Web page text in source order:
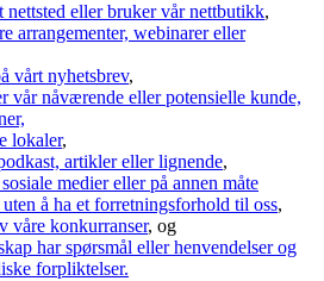
nettsted eller bruker vår nettbutikk,
arrangementer, webinarer eller
vårt nyhetsbrev,
vår nåværende eller potensielle kunde,
lokaler,
artikler eller lignende,
medier eller på annen måte
uten å ha et forretningsforhold til oss,
våre konkurranser, og
har spørsmål eller henvendelser og
forpliktelser.